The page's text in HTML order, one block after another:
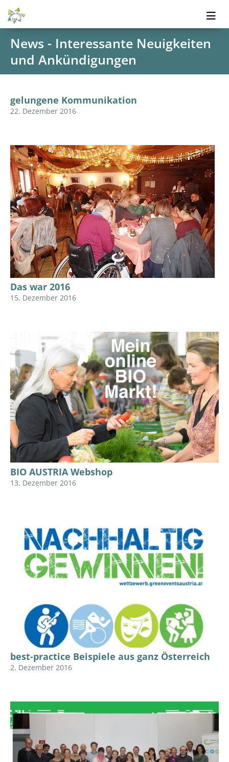
News - Interessante Neuigkeiten
und Ankündigungen
gelungene Kommunikation
22. Dezember 2016
Das war 2016
15. Dezember 2016
BIO AUSTRIA Webshop
13. Dezember 2016
best-practice Beispiele aus ganz Österreich
2. Dezember 2016